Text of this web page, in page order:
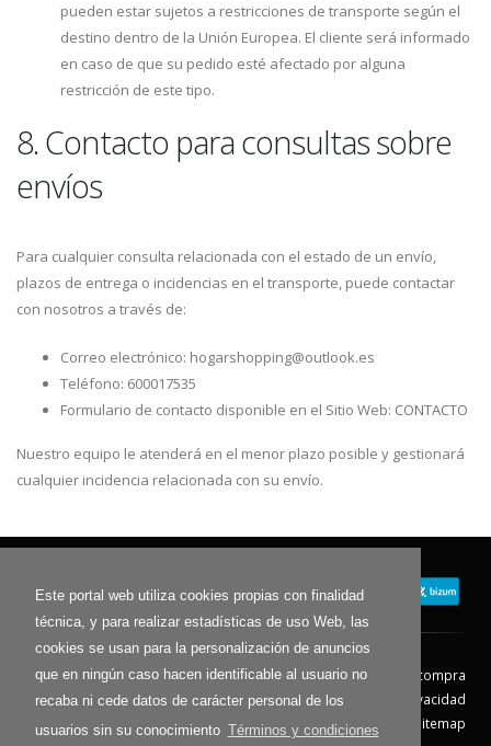
Este portal web utiliza cookies propias con finalidad
técnica, y para realizar estadísticas de uso Web, las
cookies se usan para la personalización de anuncios
que en ningún caso hacen identificable al usuario no
recaba ni cede datos de carácter personal de los
usuarios sin su conocimiento Términos y condiciones
pueden estar sujetos a restricciones de transporte según el
destino dentro de la Unión Europea. El cliente será informado
en caso de que su pedido esté afectado por alguna
restricción de este tipo.
8. Contacto para consultas sobre
envíos
Para cualquier consulta relacionada con el estado de un envío,
plazos de entrega o incidencias en el transporte, puede contactar
con nosotros a través de:
Correo electrónico: hogarshopping@outlook.es
Teléfono: 600017535
Formulario de contacto disponible en el Sitio Web: CONTACTO
Nuestro equipo le atenderá en el menor plazo posible y gestionará
cualquier incidencia relacionada con su envío.
Contacto Aviso Legal
Condiciones de compra
Política de envíos
Política de devolución
Política de Privacidad
Política de Cookies
Sitemap